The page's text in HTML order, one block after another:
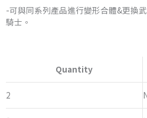
-可與同系列產品進行變形合體&更換
騎士。
Quantity
2
面
騎